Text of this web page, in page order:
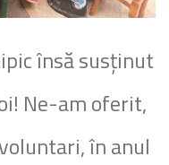
însă susținut
Ne-am oferit,
în anul